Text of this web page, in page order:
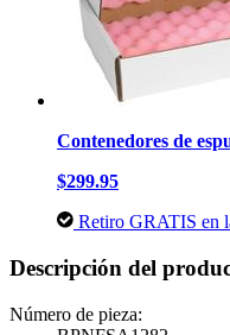
Contenedores de
$299.95
Retiro GRATIS en
Descripción del
Número de pieza: